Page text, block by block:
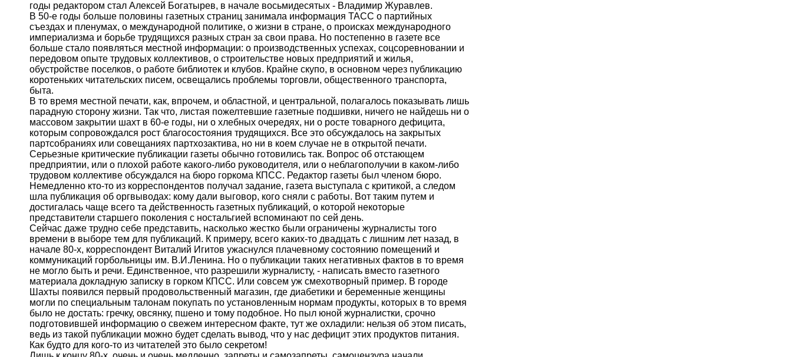
годы редактором стал Алексей Богатырев, в начале восьмидесятых - Владимир Журавлев.
В 50-е годы больше половины газетных страниц занимала информация ТАСС о партийных
съездах и пленумах, о международной политике, о жизни в стране, о происках международного
империализма и борьбе трудящихся разных стран за свои права. Но постепенно в газете все
больше стало появляться местной информации: о производственных успехах, соцсоревновании и
передовом опыте трудовых коллективов, о строительстве новых предприятий и жилья,
обустройстве поселков, о работе библиотек и клубов. Крайне скупо, в основном через публикацию
коротеньких читательских писем, освещались проблемы торговли, общественного транспорта,
быта.
В то время местной печати, как, впрочем, и областной, и центральной, полагалось показывать лишь
парадную сторону жизни. Так что, листая пожелтевшие газетные подшивки, ничего не найдешь ни о
массовом закрытии шахт в 60-е годы, ни о хлебных очередях, ни о росте товарного дефицита,
которым сопровождался рост благосостояния трудящихся. Все это обсуждалось на закрытых
партсобраниях или совещаниях партхозактива, но ни в коем случае не в открытой печати.
Серьезные критические публикации газеты обычно готовились так. Вопрос об отстающем
предприятии, или о плохой работе какого-либо руководителя, или о неблагополучии в каком-либо
трудовом коллективе обсуждался на бюро горкома КПСС. Редактор газеты был членом бюро.
Немедленно кто-то из корреспондентов получал задание, газета выступала с критикой, а следом
шла публикация об оргвыводах: кому дали выговор, кого сняли с работы. Вот таким путем и
достигалась чаще всего та действенность газетных публикаций, о которой некоторые
представители старшего поколения с ностальгией вспоминают по сей день.
Сейчас даже трудно себе представить, насколько жестко были ограничены журналисты того
времени в выборе тем для публикаций. К примеру, всего каких-то двадцать с лишним лет назад, в
начале 80-х, корреспондент Виталий Игитов ужаснулся плачевному состоянию помещений и
коммуникаций горбольницы им. В.И.Ленина. Но о публикации таких негативных фактов в то время
не могло быть и речи. Единственное, что разрешили журналисту, - написать вместо газетного
материала докладную записку в горком КПСС. Или совсем уж смехотворный пример. В городе
Шахты появился первый продовольственный магазин, где диабетики и беременные женщины
могли по специальным талонам покупать по установленным нормам продукты, которых в то время
было не достать: гречку, овсянку, пшено и тому подобное. Но пыл юной журналистки, срочно
подготовившей информацию о свежем интересном факте, тут же охладили: нельзя об этом писать,
ведь из такой публикации можно будет сделать вывод, что у нас дефицит этих продуктов питания.
Как будто для кого-то из читателей это было секретом!